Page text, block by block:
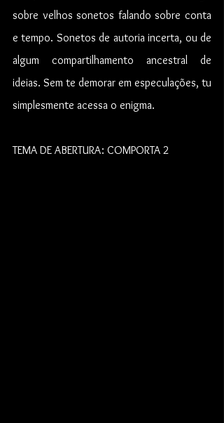
sobre velhos sonetos falando sobre conta
e tempo. Sonetos de autoria incerta, ou de
algum compartilhamento ancestral de
ideias. Sem te demorar em especulações, tu
simplesmente acessa o enigma.
TEMA DE ABERTURA: COMPORTA 2